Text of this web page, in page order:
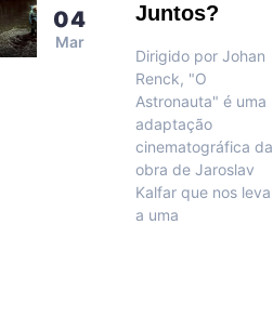
04
Mar
Juntos?
Dirigido por Johan
Renck, "O
Astronauta" é uma
adaptação
cinematográfica da
obra de Jaroslav
Kalfar que nos leva
a uma